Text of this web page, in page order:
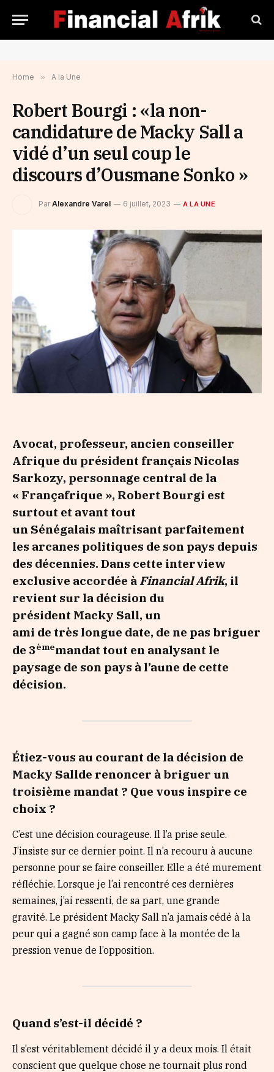
Home » A la Une
Robert Bourgi : «la non-
candidature de Macky Sall a
vidé d’un seul coup le
discours d’Ousmane Sonko »
Par Alexandre Varel 6 juillet, 2023 A LA UNE
Avocat, professeur, ancien conseiller
Afrique du président français Nicolas
Sarkozy, personnage central de la
« Françafrique », Robert Bourgi est
surtout et avant tout
un Sénégalais maîtrisant parfaitement
les arcanes politiques de son pays depuis
des décennies. Dans cette interview
exclusive accordée à Financial Afrik, il
revient sur la décision du
président Macky Sall, un
ami de très longue date, de ne pas briguer
de 3èmemandat tout en analysant le
paysage de son pays à l’aune de cette
décision.
Étiez-vous au courant de la décision de
Macky Sallde renoncer àbriguer un
troisième mandat ? Que vous inspire ce
choix ?
C’est une décision courageuse. Il l’a prise seule.
J’insiste sur ce dernier point. Il n’a recouru à aucune
personne pour se faire conseiller. Elle a été murement
réfléchie. Lorsque je l’ai rencontré ces dernières
semaines, j’ai ressenti, de sa part, une grande
gravité. Le président Macky Sall n’a jamais cédé à la
peur qui a gagné son camp face à la montée de la
pression venue de l’opposition.
Quand s’est-il décidé ?
Il s’est véritablement décidé il y a deux mois. Il était
conscient que quelque chose ne tournait plus rond